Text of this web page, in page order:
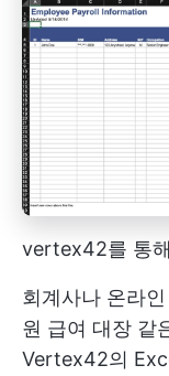
vertex42를 통해
회계사나 온라
원 급여 대장 같
Vertex42의